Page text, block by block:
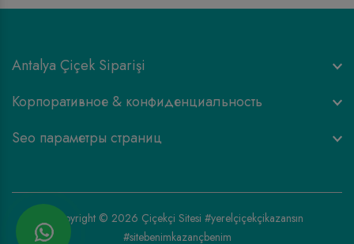
Antalya Çiçek Siparişi
Корпоративное & конфиденциальность
Seo параметры страниц
Copyright © 2026 Çiçekçi Sitesi #yerelçiçekçikazansın
#sitebenimkazançbenim